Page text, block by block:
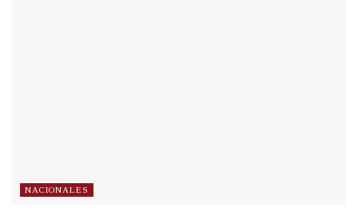
NACIONALES